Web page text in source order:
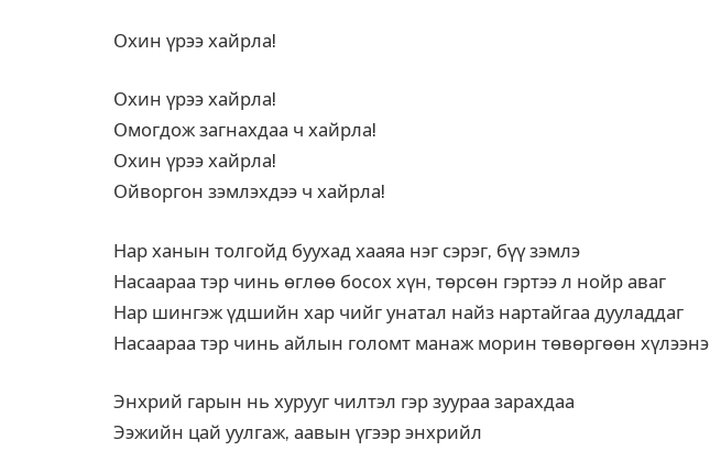
Охин үрээ хайрла!
Охин үрээ хайрла!
Омогдож загнахдаа ч хайрла!
Охин үрээ хайрла!
Ойворгон зэмлэхдээ ч хайрла!
Нар ханын толгойд буухад хааяа нэг сэрэг, бүү зэмлэ
Насаараа тэр чинь өглөө босох хүн, төрсөн гэртээ л нойр аваг
Нар шингэж үдшийн хар чийг унатал найз нартайгаа дууладдаг
Насаараа тэр чинь айлын голомт манаж морин төвөргөөн хүлээнэ
Энхрий гарын нь хурууг чилтэл гэр зуураа зарахдаа
Ээжийн цай уулгаж, аавын үгээр энхрийл